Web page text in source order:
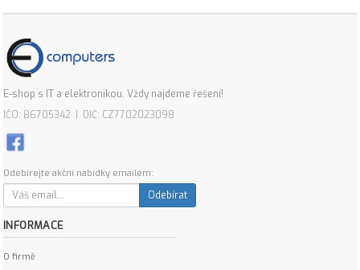
E-shop s IT a elektronikou. Vždy najdeme řešení!
IČO: 86705342 | DIČ: CZ7702023098
Odebírejte akční nabídky emailem:
Odebírat
INFORMACE
O firmě